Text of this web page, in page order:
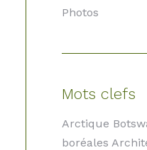
Photos
Mots clefs
Arctique
boréales